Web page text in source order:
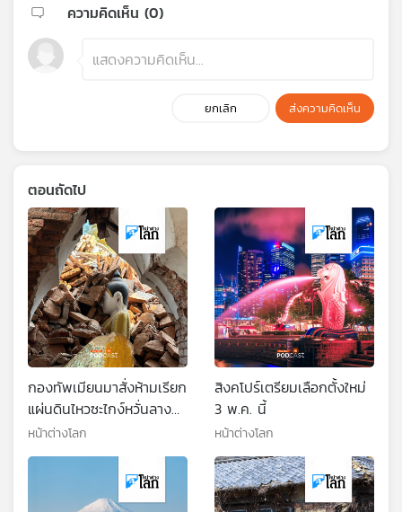
ความคิดเห็น (0)
ยกเลิก ส่งความคิดเห็น
ตอนถัดไป
กองทัพเมียนมาสั่งห้ามเรียก
แผ่นดินไหวซะไกง์หวั่นลาง
ร้าย
หน้าต่างโลก
สิงคโปร์เตรียมเลือกตั้งใหม่
3 พ.ค. นี้
หน้าต่างโลก